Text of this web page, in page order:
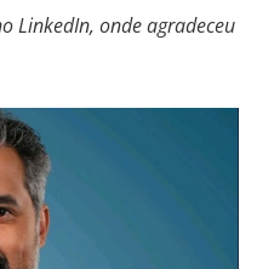
LinkedIn, onde agradeceu